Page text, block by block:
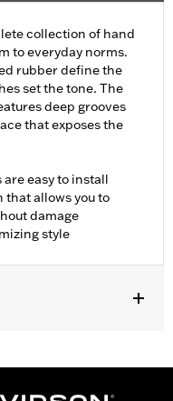
collection of hand
to everyday norms.
rubber define the
set the tone. The
deep grooves
that exposes the
easy to install
that allows you to
damage
style